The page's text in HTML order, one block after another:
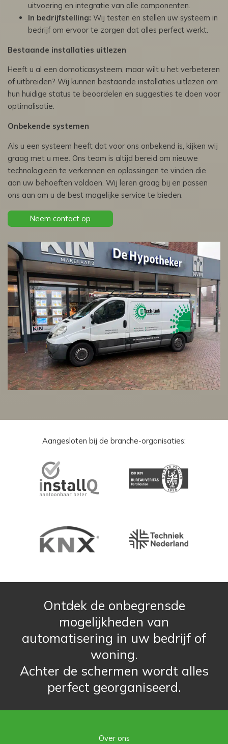
uitvoering en integratie van alle componenten.
In bedrijfstelling: Wij testen en stellen uw systeem in
bedrijf om ervoor te zorgen dat alles perfect werkt.
Bestaande installaties uitlezen
Heeft u al een domoticasysteem, maar wilt u het verbeteren
of uitbreiden? Wij kunnen bestaande installaties uitlezen om
hun huidige status te beoordelen en suggesties te doen voor
optimalisatie.
Onbekende systemen
Als u een systeem heeft dat voor ons onbekend is, kijken wij
graag met u mee. Ons team is altijd bereid om nieuwe
technologieën te verkennen en oplossingen te vinden die
aan uw behoeften voldoen. Wij leren graag bij en passen
ons aan om u de best mogelijke service te bieden.
Neem contact op
Aangesloten bij de branche-organisaties:
Ontdek de onbegrensde
mogelijkheden van
automatisering in uw bedrijf of
woning.
Achter de schermen wordt alles
perfect georganiseerd.
Over ons